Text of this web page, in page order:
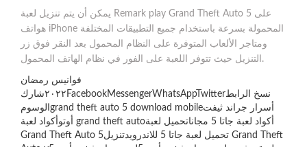
يمكن أن يتم تنزيل لعبة Remark play Grand Theft Auto 5 على
هواتف iPhone المحمولة بسرعة باستخدام جميع التطبيقات المختلفة
ومتاجر الألعاب المتوفرة على النظام المحمول بعد النقر فوق زر
التنزيل حيث تتوفر اللعبة على الفور في نظام الهاتف المحمول.
فوانيس رمضان
٢٠٢٢شاركFacebookMessengerWhatsAppTwitterنسخ الرابط
الوسومgrand theft auto 5 download mobileأسرار جراند ثيفت
أوتوأكواد لعبة grand theft autoأكواد لعبة جاتا 5 مجاناتحميل لعبة
Grand Theft Auto 5تحميل لعبة جاتا 5 للاندرويدتنزيل Grand Theft